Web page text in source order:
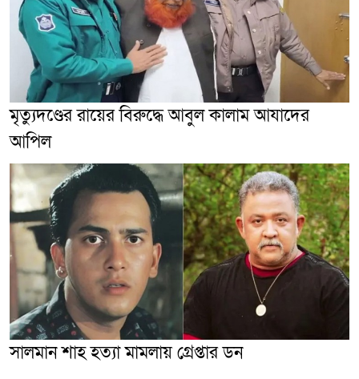
মৃত্যুদণ্ডের রায়ের বিরুদ্ধে আবুল কালাম আযাদের
আপিল
সালমান শাহ হত্যা মামলায় গ্রেপ্তার ডন